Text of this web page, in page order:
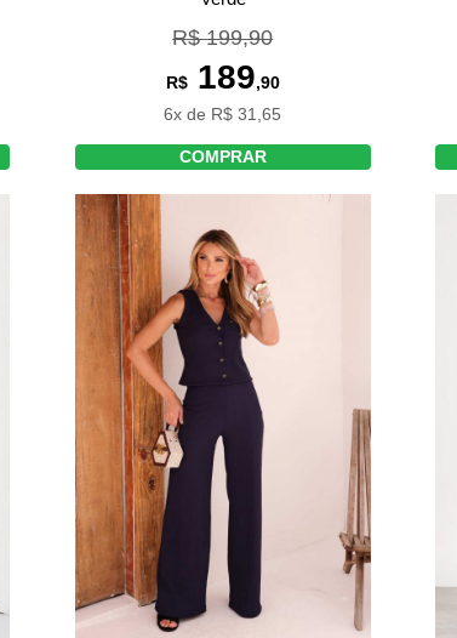
R$ 199,90
R$189,90
6x de R$ 31,65
COMPRAR